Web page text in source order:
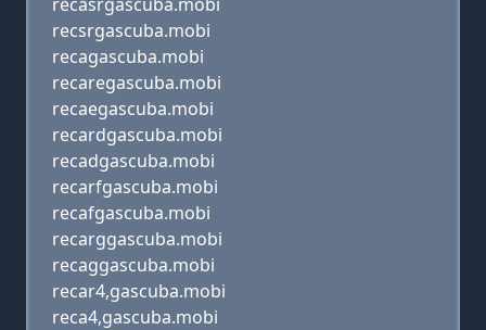
recsrgascuba.mobi
recagascuba.mobi
recaregascuba.mobi
recaegascuba.mobi
recardgascuba.mobi
recadgascuba.mobi
recarfgascuba.mobi
recafgascuba.mobi
recarggascuba.mobi
recaggascuba.mobi
recar4,gascuba.mobi
reca4,gascuba.mobi